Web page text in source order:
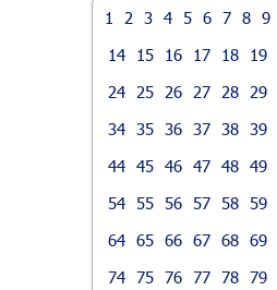
1 2 3 4 5 6 7 8 9
14
15 16 17 18 19
24
25 26 27 28 29
34 35 36 37 38 39
44 45 46 47 48 49
54 55 56 57 58 59
64 65 66 67 68 69
74 75 76 77 78 79